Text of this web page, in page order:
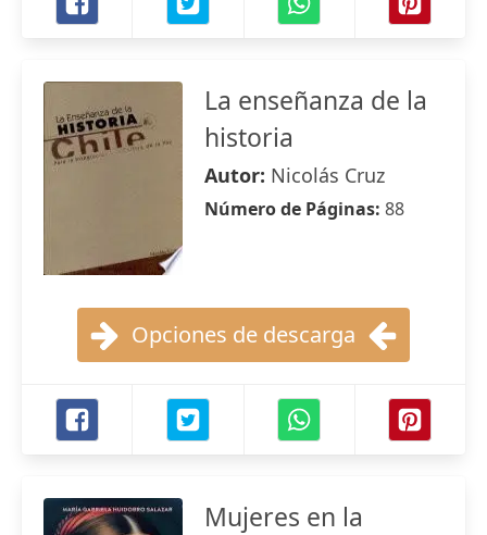
La enseñanza de la
historia
Autor: Nicolás Cruz
Número de Páginas: 88
Opciones de descarga
Mujeres en la